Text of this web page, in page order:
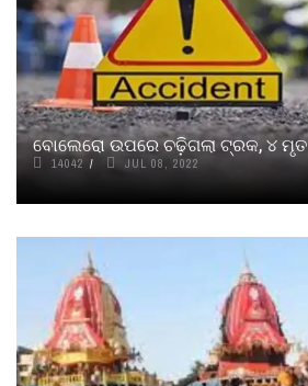
ବୋଲେରୋ ଉପରେ ଚଢ଼ିଗଲା ଟ୍ରକ, ୪ ମୃତ
14042 JUL 08, 2022